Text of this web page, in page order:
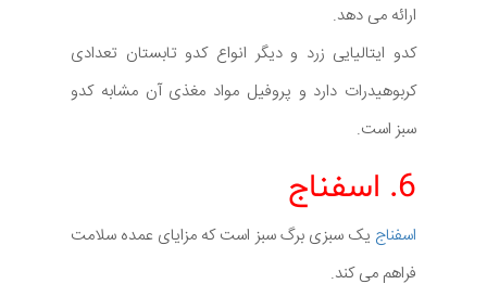
ارائه می دهد.
کدو ایتالیایی زرد و دیگر انواع کدو تابستان تعدادی
کربوهیدرات دارد و پروفیل مواد مغذی آن مشابه کدو
سبز است.
6. اسفناج
اسفناج یک سبزی برگ سبز است که مزایای عمده سلامت
فراهم می کند.